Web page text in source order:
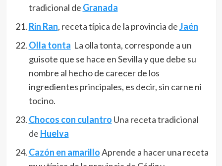
tradicional de Granada
Rin Ran, receta típica de la provincia deJaén
Olla tonta La olla tonta, corresponde a un
guisote que se hace en Sevilla y que debe su
nombre al hecho de carecer de los
ingredientes principales, es decir, sin carne ni
tocino.
Chocos con culantro Una receta tradicional
de Huelva
Cazón en amarilloAprende a hacer una receta